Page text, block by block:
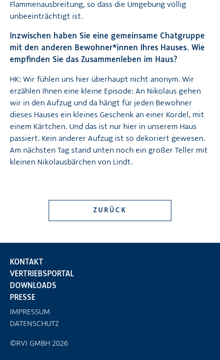
Flammenausbreitung, so dass die Umgebung völlig
unbeeinträchtigt ist.
Inzwischen haben Sie eine gemeinsame Chatgruppe
mit den anderen Bewohner*innen Ihres Hauses. Wie
empfinden Sie das Zusammenleben im Haus?
HK: Wir fühlen uns hier überhaupt nicht anonym. Wir
erzählen Ihnen eine kleine Episode: An Nikolaus gehen
wir in den Aufzug und da hängt für jeden Bewohner
dieses Hauses ein kleines Geschenk an einer Kordel, mit
einem Kärtchen. Und das ist nur hier in unserem Haus
passiert. Kein anderer Aufzug ist so dekoriert gewesen.
Am nächsten Tag stand unten noch ein großer Teller mit
kleinen Nikolausbärchen von Lindt.
ZURÜCK
KONTAKT
VERTRIEBSPORTAL
DOWNLOADS
PRESSE
IMPRESSUM
DATENSCHUTZ
©RVI GMBH 2026